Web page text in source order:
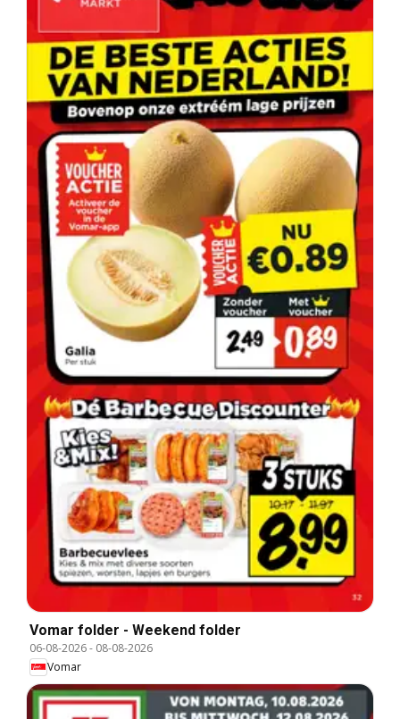
Vomar folder - Weekend folder
06-08-2026- 08-08-2026
Vomar